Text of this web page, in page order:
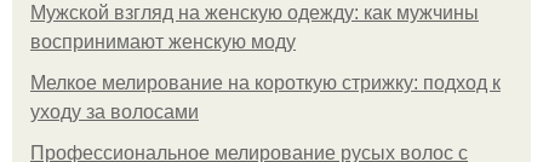
Мужской взгляд на женскую одежду: как мужчины
воспринимают женскую моду
Мелкое мелирование на короткую стрижку: подход к
уходу за волосами
Профессиональное мелирование русых волос с